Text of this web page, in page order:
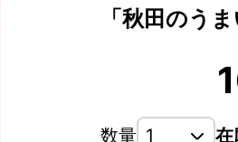
「秋田のう
数量 在